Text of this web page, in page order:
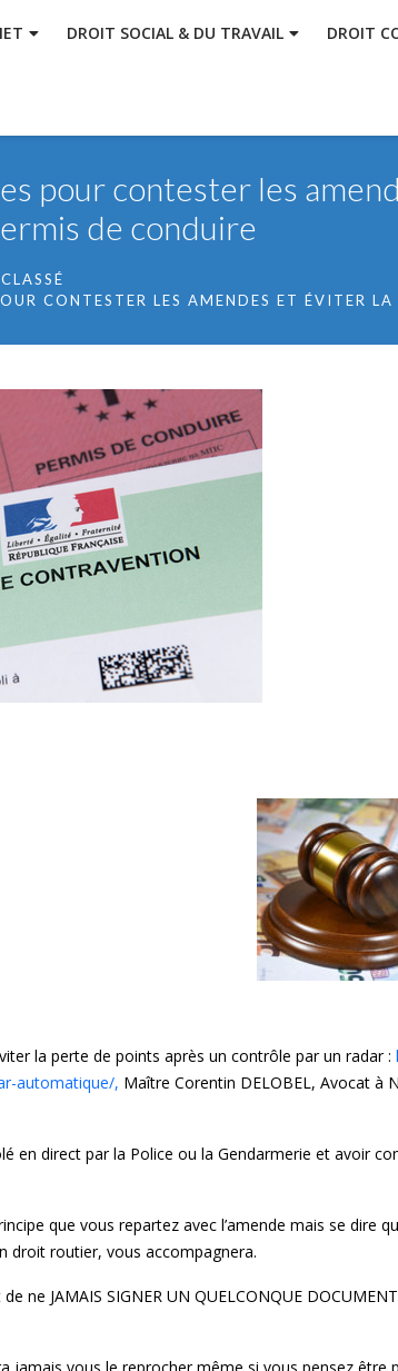
DROIT SOCIAL & DU TRAVAIL DROIT
pour contester les
de conduire
CONTESTER LES AMENDES ET ÉVITER
la perte de points après un contrôle par un radar :
automatique/, Maître Corentin DELOBEL, Avocat à
en direct par la Police ou la Gendarmerie et avoir
que vous repartez avec l’amende mais se dire
droit routier, vous accompagnera.
ne JAMAIS SIGNER UN QUELCONQUE